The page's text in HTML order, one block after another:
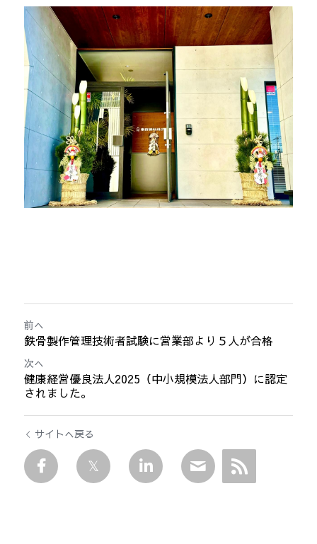
前へ
鉄骨製作管理技術者試験に営業部より５人が合格
次へ
健康経営優良法人2025（中小規模法人部門）に認定
されました。
サイトへ戻る